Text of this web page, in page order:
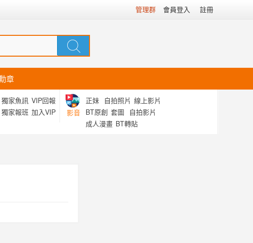
管理群 會員登入 註冊
章
獨家魚訊 VIP回報
獨家報班 加入VIP 影音
正妹 自拍照片 線上影片
BT原創 套圖
自拍影片
成人漫畫 BT轉貼